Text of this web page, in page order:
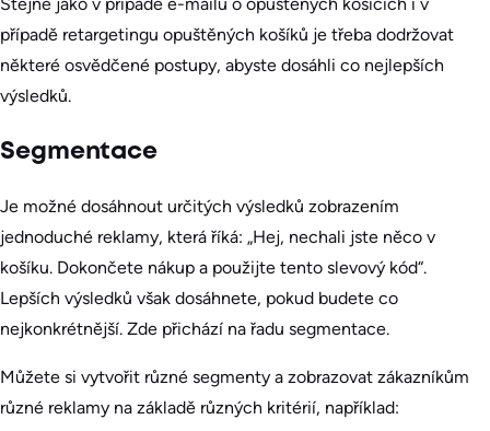
případě retargetingu opuštěných košíků je třeba dodržovat
některé osvědčené postupy, abyste dosáhli co nejlepších
výsledků.
Segmentace
Je možné dosáhnout určitých výsledků zobrazením
jednoduché reklamy, která říká: „Hej, nechali jste něco v
košíku. Dokončete nákup a použijte tento slevový kód“.
Lepších výsledků však dosáhnete, pokud budete co
nejkonkrétnější. Zde přichází na řadu segmentace.
Můžete si vytvořit různé segmenty a zobrazovat zákazníkům
různé reklamy na základě různých kritérií, například: